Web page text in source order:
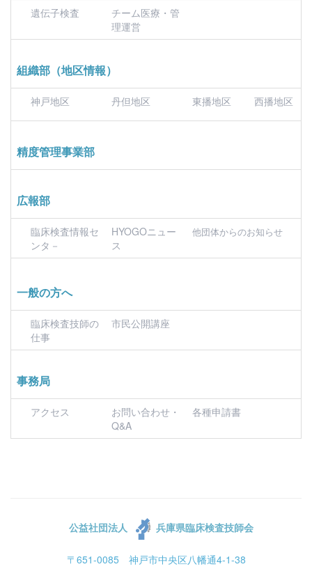
遺伝子検査
チーム医療・管
理運営
組織部（地区情報）
神戸地区 丹但地区 東播地区 西播地区
精度管理事業部
広報部
臨床検査情報セ
ンタ－
HYOGOニュー
ス
他団体からのお知らせ
一般の方へ
臨床検査技師の
仕事
市民公開講座
事務局
アクセス
お問い合わせ・
Q&A
各種申請書
公益社団法人 兵庫県臨床検査技師会
〒651-0085 神戸市中央区八幡通4-1-38